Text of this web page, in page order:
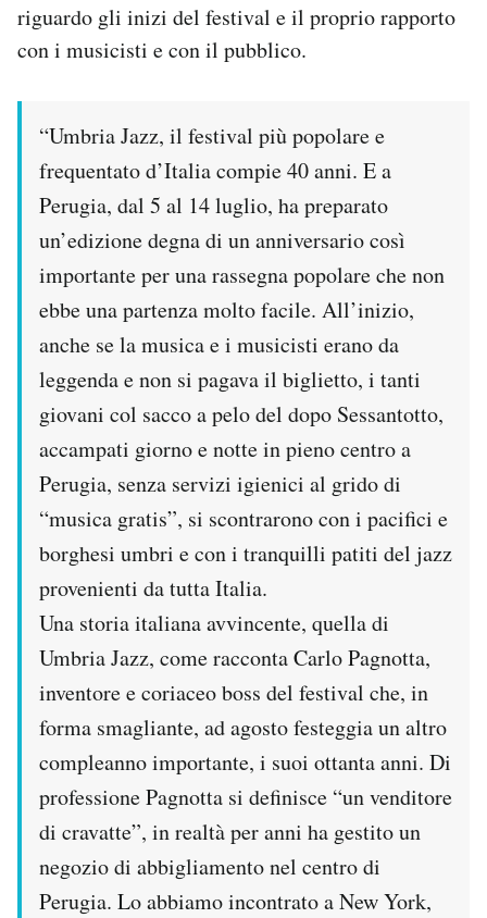
riguardo gli inizi del festival e il proprio rapporto
con i musicisti e con il pubblico.
“Umbria Jazz, il festival più popolare e
frequentato d’Italia compie 40 anni. E a
Perugia, dal 5 al 14 luglio, ha preparato
un’edizione degna di un anniversario così
importante per una rassegna popolare che non
ebbe una partenza molto facile. All’inizio,
anche se la musica e i musicisti erano da
leggenda e non si pagava il biglietto, i tanti
giovani col sacco a pelo del dopo Sessantotto,
accampati giorno e notte in pieno centro a
Perugia, senza servizi igienici al grido di
“musica gratis”, si scontrarono con i pacifici e
borghesi umbri e con i tranquilli patiti del jazz
provenienti da tutta Italia.
Una storia italiana avvincente, quella di
Umbria Jazz, come racconta Carlo Pagnotta,
inventore e coriaceo boss del festival che, in
forma smagliante, ad agosto festeggia un altro
compleanno importante, i suoi ottanta anni. Di
professione Pagnotta si definisce “un venditore
di cravatte”, in realtà per anni ha gestito un
negozio di abbigliamento nel centro di
Perugia. Lo abbiamo incontrato a New York,